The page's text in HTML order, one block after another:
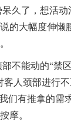
久了，想活
的大幅度伸懒
不能动的“禁
人颈部进行
们有推拿的需
摩。